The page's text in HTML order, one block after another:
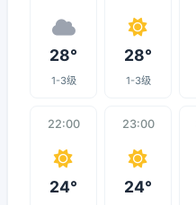
28°
1-3级
28°
1-3级
22:00
24°
23:00
24°